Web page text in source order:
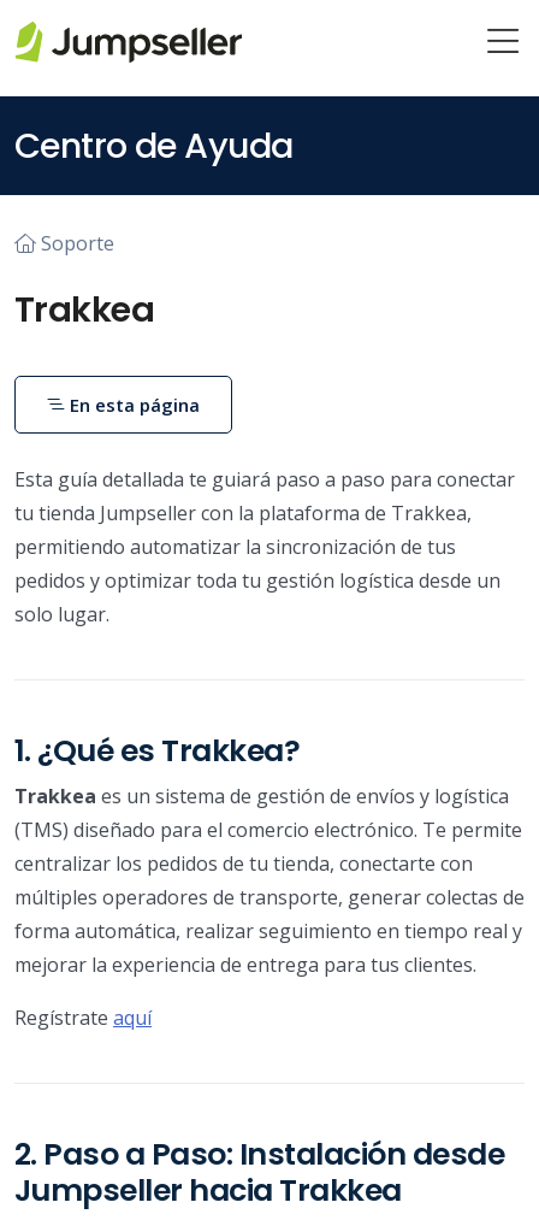
Centro de Ayuda
Soporte
Trakkea
Esta guía detallada te guiará paso a paso para conectar
tu tienda Jumpseller con la plataforma de Trakkea,
permitiendo automatizar la sincronización de tus
pedidos y optimizar toda tu gestión logística desde un
solo lugar.
1. ¿Qué es Trakkea?
Trakkea es un sistema de gestión de envíos y logística
(TMS) diseñado para el comercio electrónico. Te permite
centralizar los pedidos de tu tienda, conectarte con
múltiples operadores de transporte, generar colectas de
forma automática, realizar seguimiento en tiempo real y
mejorar la experiencia de entrega para tus clientes.
Regístrate aquí
2. Paso a Paso: Instalación desde
Jumpseller hacia Trakkea
En esta página